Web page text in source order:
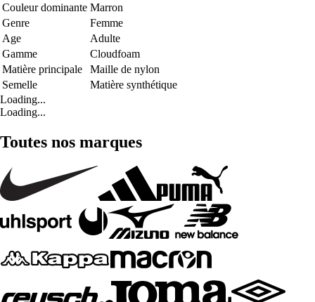
Couleur dominante Marron
Genre
Femme
Age
Adulte
Gamme
Cloudfoam
Matière principale
Maille de nylon
Semelle
Matière synthétique
Loading...
Loading...
Toutes nos marques